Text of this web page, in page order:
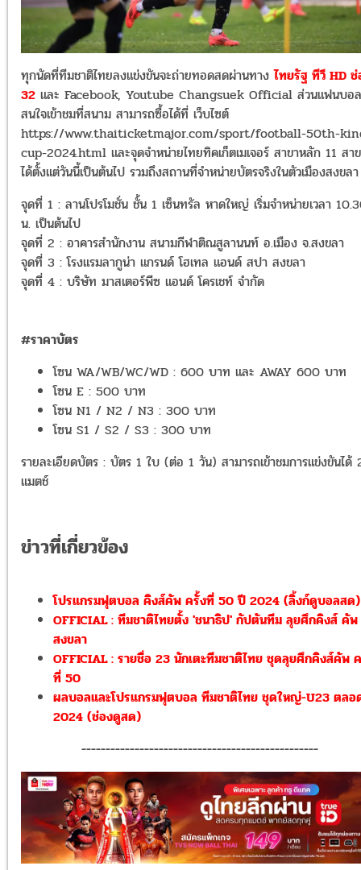
ทุกนัดที่ทีมชาติไทยลงแข่งขันจะถ่ายทอดสดผ่านทางไทยรัฐ ทีวี HD
32 และ Facebook, Youtube Changsuek Official ส่วนแฟนบอ
สนใจเข้าชมที่สนาม สามารถซื้อได้ที่ เว็บไซต์
https://www.thaiticketmajor.com/sport/football-50th-
cup-2024.html และจุดจำหน่ายไทยทิคเก็ตเมเจอร์ สาขาหลัก 11 สา
ได้ตั้งแต่วันนี้เป็นต้นไป รวมถึงสถานที่จำหน่ายบัตรจริงในตัวเมืองสงข
จุดที่ 1 : ลานโปรโมชั่น ชั้น 1 เซ็นทรัล หาดใหญ่ เริ่มจำหน่ายเวลา
น. เป็นต้นไป
จุดที่ 2 : อาคารสำนักงาน สนามกีฬาติณสูลานนท์ อ.เมือง จ.สงขลา
จุดที่ 3 : โรงแรมลากูน่า แกรนด์ โฮเทล แอนด์ สปา สงขลา
จุดที่ 4 : บริษัท มาสเตอร์พีซ แอนด์ โครเชท์ จำกัด
#ราคาบัตร​​​
โซน WA/WB/WC/WD : 600 บาท และ AWAY 600 บาท
โซน E : 500 บาท
โซน N1 / N2 / N3 : 300 บาท
โซน S1 / S2 / S3 : 300 บาท
รายละเอียดบัตร : บัตร 1 ใบ (ต่อ 1 วัน) สามารถเข้าชมการแข่งขันได้
แมตช์
ข่าวที่เกี่ยวข้อง
โปรแกรมฟุตบอล คิงส์คัพ ครั้งที่ 50 ปี 2024 (ลิ้งก์ดูบอลสด)
OFFICIAL : ทีมชาติไทยตั้ง 'ชนาธิป' กัปตันทีม ลุยศึกคิงส์ คั
สงขลา
OFFICIAL : รายชื่อ 23 นักเตะทีมชาติไทย ชุดลุยศึกคิงส์คัพ
ที่ 50
ผลบอลและโปรแกรมฟุตบอล ทีมชาติไทย ชุดใหญ่-U23 ตล
2024 (ช่องดูสด)
-------------------------------------------------